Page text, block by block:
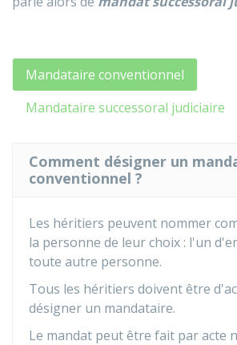
Mandataire conventionnel
Mandataire successoral judiciaire
Comment désigner un
conventionnel ?
Les héritiers peuvent nommer
la personne de leur choix : l'un
toute autre personne.
Tous les héritiers doivent être
désigner un mandataire.
Le mandat peut être fait par acte